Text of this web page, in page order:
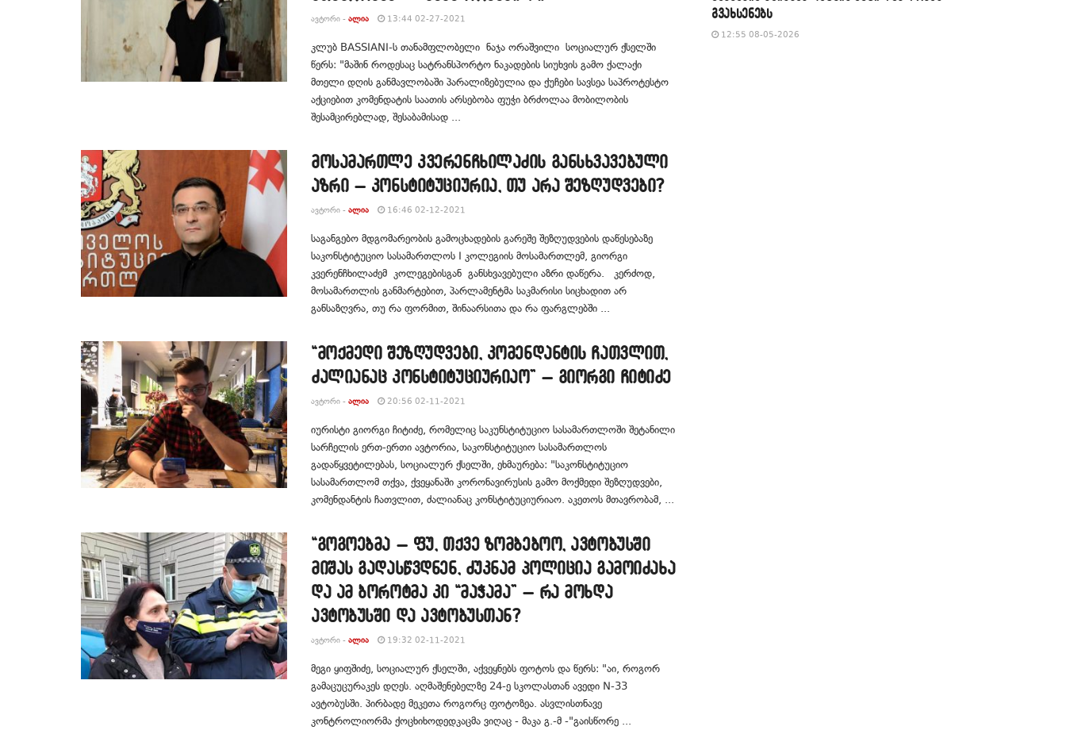
ᲐᲕᲢᲝᲠᲘ - ᲐᲚᲘᲐ 13:44 02-27-2021
კლუბ BASSIANI-ს თანამფლობელი ნაჯა ორაშვილი სოციალურ ქსელში
წერს: "მაშინ როდესაც სატრანსპორტო ნაკადების სიუხვის გამო ქალაქი
მთელი დღის განმავლობაში პარალიზებულია და ქუჩები სავსეა საპროტესტო
აქციებით კომენდატის საათის არსებობა ფუჭი ბრძოლაა მობილობის
შესამცირებლად, შესაბამისად ...
მოსამართლე კვერენჩხილაძის განსხვავებული
აზრი – კონსტიტუციურია, თუ არა შეზღუდვები?
ᲐᲕᲢᲝᲠᲘ - ᲐᲚᲘᲐ 16:46 02-12-2021
საგანგებო მდგომარეობის გამოცხადების გარეშე შეზღუდვების დაწესებაზე
საკონსტიტუციო სასამართლოს I კოლეგიის მოსამართლემ, გიორგი
კვერენჩხილაძემ კოლეგებისგან განსხვავებული აზრი დაწერა. კერძოდ,
მოსამართლის განმარტებით, პარლამენტმა საკმარისი სიცხადით არ
განსაზღვრა, თუ რა ფორმით, შინაარსითა და რა ფარგლებში ...
“მოქმედი შეზღუდვები, კომენდანტის ჩათვლით,
ძალიანაც კონსტიტუციურიაო” – გიორგი ჩიტიძე
ᲐᲕᲢᲝᲠᲘ - ᲐᲚᲘᲐ 20:56 02-11-2021
იურისტი გიორგი ჩიტიძე, რომელიც საკუნსტიტუციო სასამართლოში შეტანილი
სარჩელის ერთ-ერთი ავტორია, საკონსტიტუციო სასამართლოს
გადაწყვეტილებას, სოციალურ ქსელში, ეხმაურება: "საკონსტიტუციო
სასამართლომ თქვა, ქვეყანაში კორონავირუსის გამო მოქმედი შეზღუდვები,
კომენდანტის ჩათვლით, ძალიანაც კონსტიტუციურიაო. აკეთოს მთავრობამ, ...
“გოგოებმა – ფუ, თქვე ზომბებოო, ავტობუსში
მიშას გადასწვდნენ, ძუკნამ პოლიცია გამოიძახა
და ამ ბოროტმა კი “მაჭამა” – რა მოხდა
ავტობუსში და ავტობუსთან?
ᲐᲕᲢᲝᲠᲘ - ᲐᲚᲘᲐ 19:32 02-11-2021
მეგი ყიფშიძე, სოციალურ ქსელში, აქვეყნებს ფოტოს და წერს: "აი, როგორ
გამაცუცურაკეს დღეს. აღმაშენებელზე 24-ე სკოლასთან ავედი N-33
ავტობუსში. პირბადე მეკეთა როგორც ფოტოზეა. ასვლისთნავე
კონტროლიორმა ქოცხიხოდედკაცმა ვიღაც - მაკა გ.-მ -"გაისწორე ...
გვახსენებს
12:55 08-05-2026